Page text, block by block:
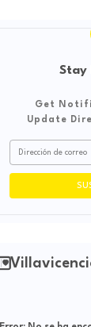
Stay
Get
Update